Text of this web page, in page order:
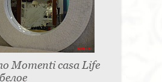
Momenti casa Life